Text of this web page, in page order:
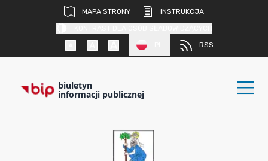
MAPA STRONY
INSTRUKCJA
RSS
biuletyn
informacji publicznej